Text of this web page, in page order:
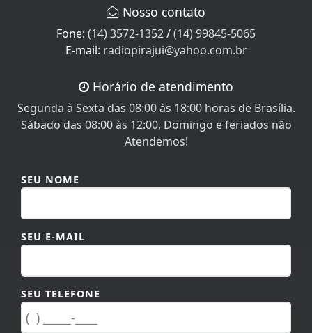
(14) 3572-1352/(14) 99845-5065
E-mail:radiopirajui@yahoo.com.br
Segunda à Sexta das 08:00 às 18:00 horas de Brasília.
Sábado das 08:00 às 12:00, Domingo e feriados não
Atendemos!
SEU E-MAIL
SEU TELEFONE